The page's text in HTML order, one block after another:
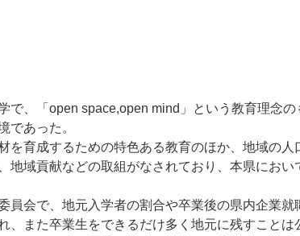
、「open space,open mind」という教育理念の
であった。
を育成するための特色ある教育のほか、地域の人
地域貢献などの取組がなされており、本県にお
員会で、地元入学者の割合や卒業後の県内企業
、また卒業生をできるだけ多く地元に残すこと